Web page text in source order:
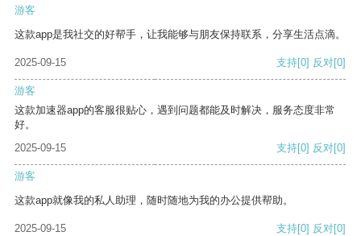
游客
这款app是我社交的好帮手，让我能够与朋友保持联系，分享生活点滴。
2025-09-15 支持[0] 反对[0]
游客
这款加速器app的客服很贴心，遇到问题都能及时解决，服务态度非常
好。
2025-09-15
支持[0] 反对[0]
游客
这款app就像我的私人助理，随时随地为我的办公提供帮助。
2025-09-15 支持[0] 反对[0]